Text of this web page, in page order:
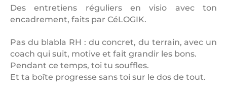
Des entretiens réguliers en visio avec ton
encadrement, faits par CéLOGIK.
Pas du blabla RH : du concret, du terrain, avec un
coach qui suit, motive et fait grandir les bons.
Pendant ce temps, toi tu souffles.
Et ta boîte progresse sans toi sur le dos de tout.